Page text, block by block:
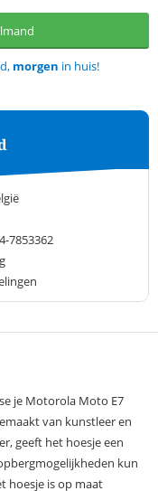
morgen in huis!
7853362
je Motorola Moto E7
van kunstleer en
geeft het hoesje een
kun
hoesje is op maat